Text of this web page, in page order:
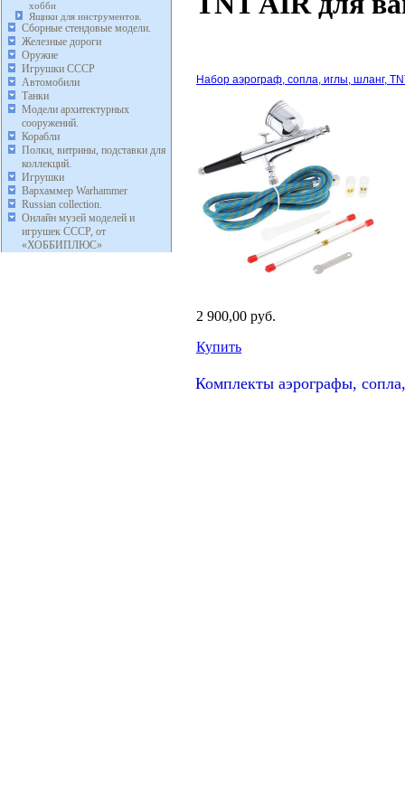
хобби
Ящики для инструментов.
Сборные стендовые модели.
Железные дороги
Оружие
Игрушки СССР
Автомобили
Танки
Модели архитектурных
сооружений.
Корабли
Полки, витрины, подставки для
коллекций.
Игрушки
Вархаммер Warhammer
Russian collection.
Онлайн музей моделей и
игрушек СССР, от
«ХОББИПЛЮС»
Набор аэрограф, сопла, иглы, шланг,
2 900,00 руб.
Купить
Комплекты аэрографы,